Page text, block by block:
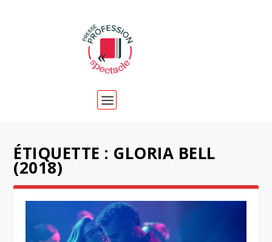
ÉTIQUETTE : GLORIA BELL
(2018)